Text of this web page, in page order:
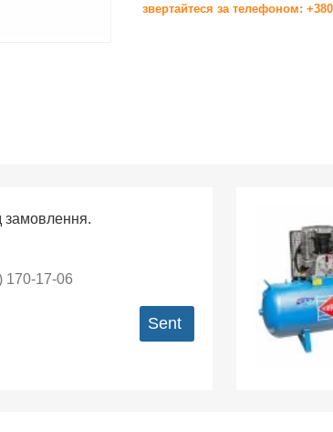
звертайтеся за телефоном:
замовлення.
170-17-06
Sent